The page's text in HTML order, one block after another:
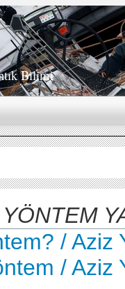
Bilimi
YÖNTEM
/ Aziz
/ Aziz